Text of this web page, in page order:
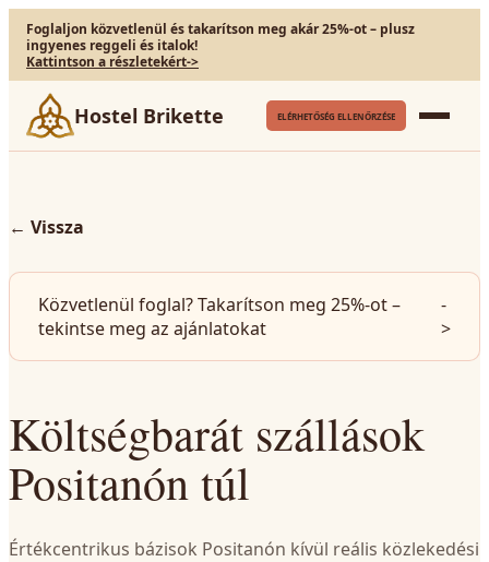
Foglaljon közvetlenül és takarítson meg akár 25%-ot – plusz
ingyenes reggeli és italok!
Kattintson a részletekért->
Hostel Brikette ELÉRHETŐSÉG ELLENŐRZÉSE
← Vissza
Közvetlenül foglal? Takarítson meg 25%-ot –
tekintse meg az ajánlatokat
-
>
Költségbarát szállások
Positanón túl
Értékcentrikus bázisok Positanón kívül reális közlekedési